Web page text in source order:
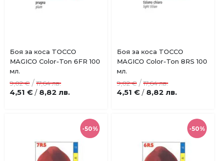
Добави
в
Купи
Боя за коса TOCCO
MAGICO Color-Ton 6FR 100
мл.
4,51 € / 8,82 лв.
9,02 € /17,64 лв.
Добави
в
Купи
Боя за коса TOCCO
MAGICO Color-Ton 8RS 100
мл.
4,51 € / 8,82 лв.
9,02 € /17,64 лв.
-50% -50%